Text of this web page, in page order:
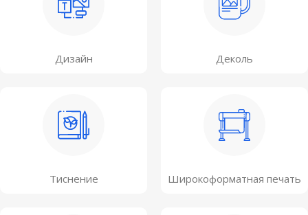
Дизайн Деколь
Тиснение Широкоформатная печать